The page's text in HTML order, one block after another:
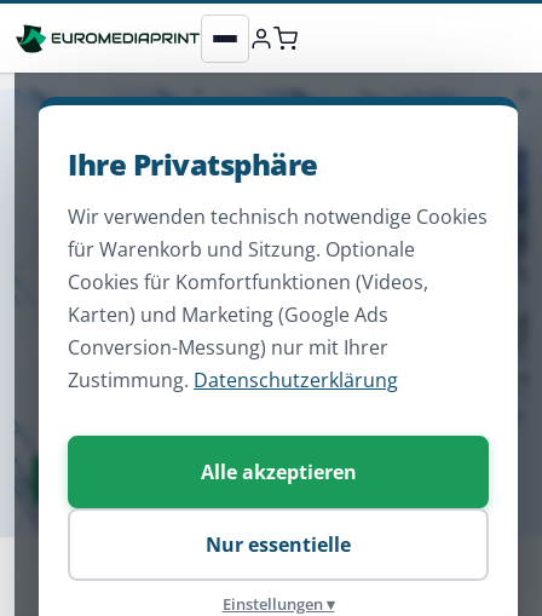
Ihre Privatsphäre
Wir verwenden technisch notwendige Cookies
für Warenkorb und Sitzung. Optionale
Cookies für Komfortfunktionen (Videos,
Karten) und Marketing (Google Ads
Conversion-Messung) nur mit Ihrer
Zustimmung. Datenschutzerklärung
Alle akzeptieren
Nur essentielle
Einstellungen ▾
Plotterpapier Kategorien